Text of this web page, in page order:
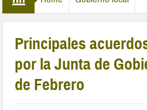
Principales
por la Junta de
de Febrero